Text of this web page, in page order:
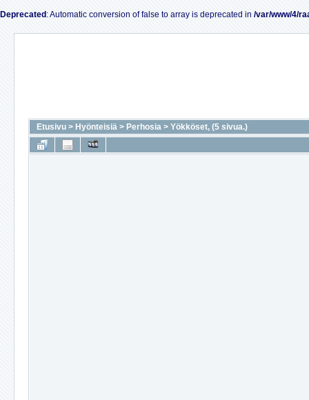
Deprecated : Automatic conversion of false to array is deprecated in /var/www/4/
Etusivu > Hyönteisiä > Perhosia > Yökköset, (5 sivua.)